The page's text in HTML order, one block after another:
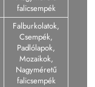
falicsempék
Falburkolatok,
Csempék,
Padlólapok,
Mozaikok,
Nagyméretű
falicsempék